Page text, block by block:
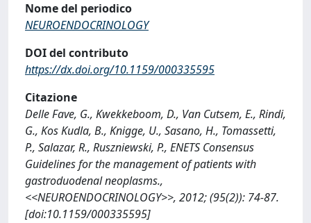
Nome del periodico
NEUROENDOCRINOLOGY
DOI del contributo
https://dx.doi.org/10.1159/000335595
Citazione
Delle Fave, G., Kwekkeboom, D., Van Cutsem, E., Rindi,
G., Kos Kudla, B., Knigge, U., Sasano, H., Tomassetti,
P., Salazar, R., Ruszniewski, P., ENETS Consensus
Guidelines for the management of patients with
gastroduodenal neoplasms.,
<<NEUROENDOCRINOLOGY>>, 2012; (95(2)): 74-87.
[doi:10.1159/000335595]